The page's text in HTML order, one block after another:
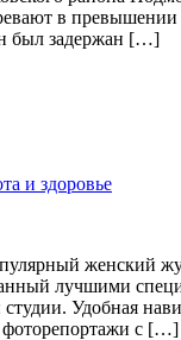
в
был задержан […]
и здоровье
женский
лучшими
Удобная
фоторепортажи с […]